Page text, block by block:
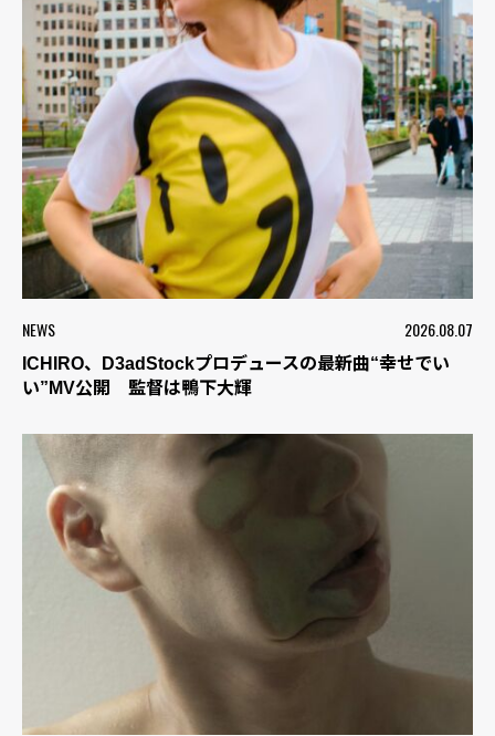
NEWS 2026.08.07
ICHIRO、D3adStockプロデュースの最新曲“幸せでい
い”MV公開 監督は鴨下大輝